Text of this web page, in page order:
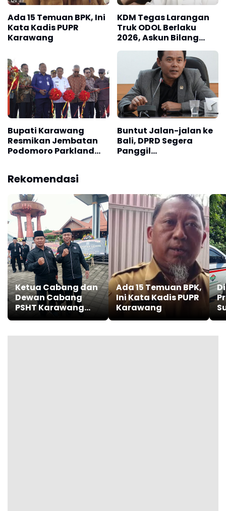
Ada 15 Temuan BPK, Ini
Kata Kadis PUPR
Karawang
KDM Tegas Larangan
Truk ODOL Berlaku
2026, Askun Bilang
Dedi Mulyadi Makin ke
Sini Makin ke
Sanaaaaaa....?
Bupati Karawang
Resmikan Jembatan
Podomoro Parkland
Buntut Jalan-jalan ke
Bali, DPRD Segera
Panggil
Rekomendasi
Ketua Cabang dan
Dewan Cabang
PSHT Karawang
Hadiri Parapatan
Jawa Timur
Ada 15 Temuan BPK,
Ini Kata Kadis PUPR
Karawang